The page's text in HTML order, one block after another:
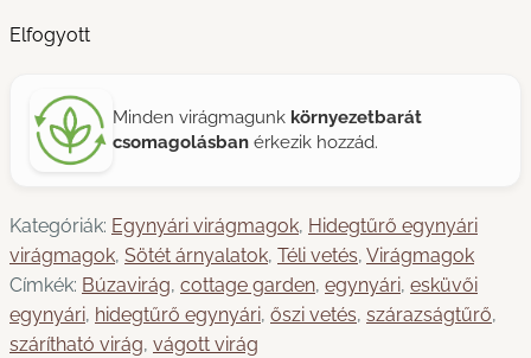
Elfogyott
Minden virágmagunk környezetbarát
csomagolásban érkezik hozzád.
Kategóriák: Egynyári virágmagok, Hidegtűrő egynyári
virágmagok, Sötét árnyalatok, Téli vetés, Virágmagok
Címkék: Búzavirág, cottage garden, egynyári, esküvői
egynyári, hidegtűrő egynyári, őszi vetés, szárazságtűrő,
szárítható virág, vágott virág